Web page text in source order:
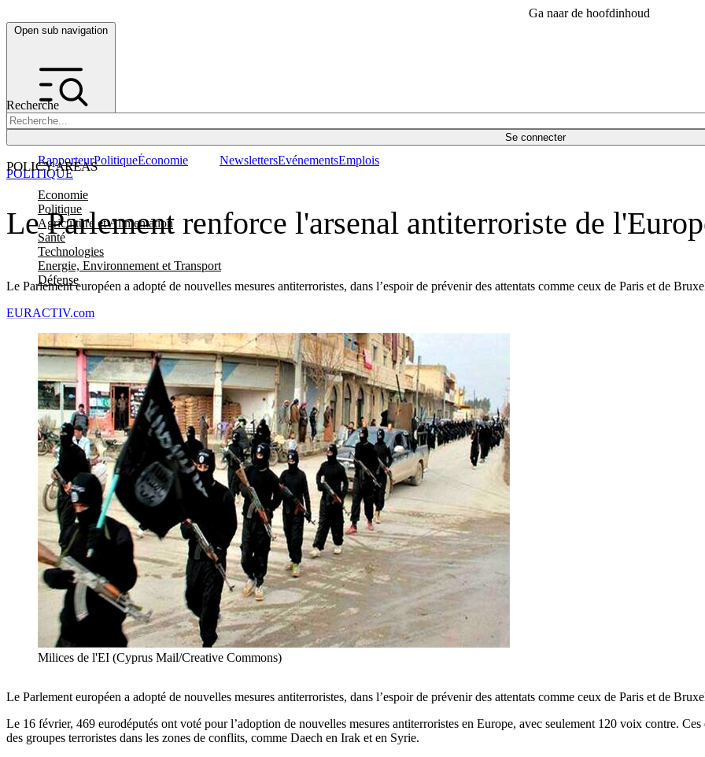
Ga naar de hoofdinhoud
Open sub navigation
Recherche
Se connecter
POLICY AREAS
Economie
Politique
Agriculture et Alimentation
Santé
Technologies
Energie, Environnement et Transport
Défense
RapporteurPolitiqueÉconomie NewslettersEvénementsEmplois
Le Parlement renforce l'arsenal antiterroriste de
Le Parlement européen a adopté de nouvelles mesures antiterroristes, dans l’espoir de prévenir des attentats comme ceux de Paris et de
POLITIQUE
EURACTIV.com
Milices de l'EI (Cyprus Mail/Creative Commons)
Le Parlement européen a adopté de nouvelles mesures antiterroristes, dans l’espoir de prévenir des attentats comme ceux de Paris et de
Le 16 février, 469 eurodéputés ont voté pour l’adoption de nouvelles mesures antiterroristes en Europe, avec seulement 120 voix contre.
des groupes terroristes dans les zones de conflits, comme Daech en Irak et en Syrie.